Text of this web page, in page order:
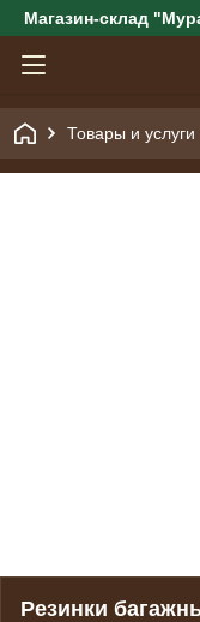
Магазин-склад
Товары и услуги
Резинки